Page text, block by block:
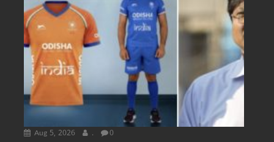
Aug 5, 2026 . 0